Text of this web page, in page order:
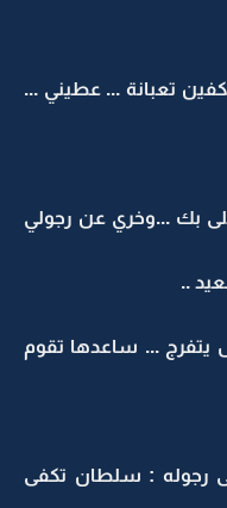
تعبانة ... عطيني ...
بك ...وخري عن رجولي
..
يتفرج ... ساعدها تقوم
رجوله : سلطان تكفى